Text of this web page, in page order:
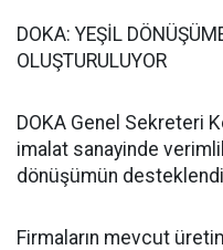
DOKA: YEŞİL
OLUŞTURULUYOR
DOKA Genel Sekreteri
imalat sanayinde
dönüşümün
Firmaların mevcut